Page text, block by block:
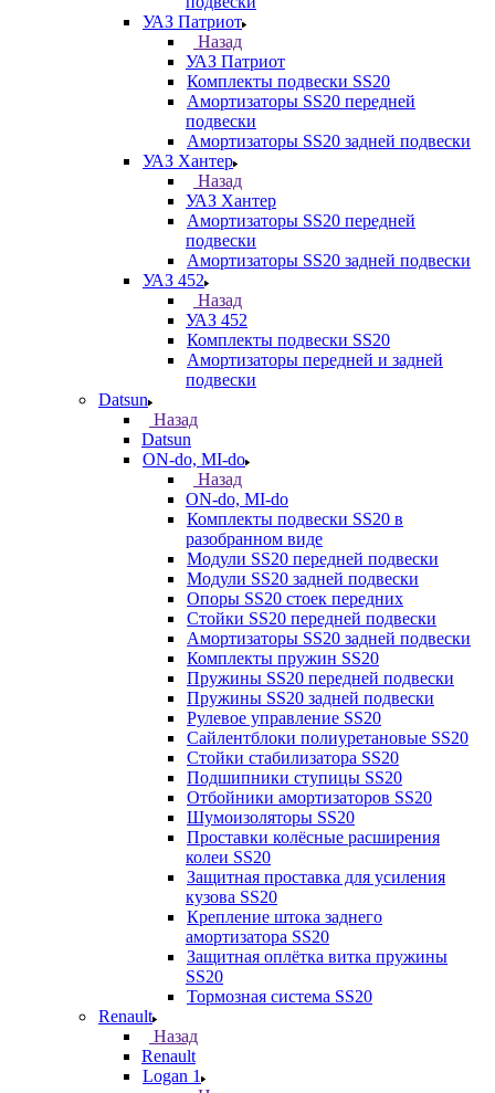
УАЗ Патриот
Назад
УАЗ Патриот
Комплекты подвески SS20
Амортизаторы SS20 передней
подвески
Амортизаторы SS20 задней подвески
УАЗ Хантер
Назад
УАЗ Хантер
Амортизаторы SS20 передней
подвески
Амортизаторы SS20 задней подвески
УАЗ 452
Назад
УАЗ 452
Комплекты подвески SS20
Амортизаторы передней и задней
подвески
Datsun
Назад
Datsun
ON-do, MI-do
Назад
ON-do, MI-do
Комплекты подвески SS20 в
разобранном виде
Модули SS20 передней подвески
Модули SS20 задней подвески
Опоры SS20 стоек передних
Стойки SS20 передней подвески
Амортизаторы SS20 задней подвески
Комплекты пружин SS20
Пружины SS20 передней подвески
Пружины SS20 задней подвески
Рулевое управление SS20
Сайлентблоки полиуретановые SS20
Стойки стабилизатора SS20
Подшипники ступицы SS20
Отбойники амортизаторов SS20
Шумоизоляторы SS20
Проставки колёсные расширения
колеи SS20
Защитная проставка для усиления
кузова SS20
Крепление штока заднего
амортизатора SS20
Защитная оплётка витка пружины
SS20
Тормозная система SS20
Renault
Назад
Renault
Logan 1